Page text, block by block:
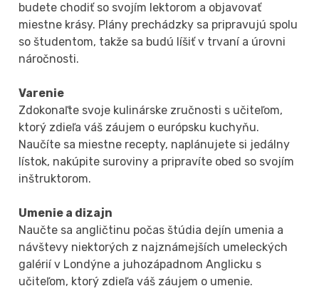
budete chodiť so svojím lektorom a objavovať
miestne krásy. Plány prechádzky sa pripravujú spolu
so študentom, takže sa budú líšiť v trvaní a úrovni
náročnosti.
Varenie
Zdokonaľte svoje kulinárske zručnosti s učiteľom,
ktorý zdieľa váš záujem o európsku kuchyňu.
Naučíte sa miestne recepty, naplánujete si jedálny
lístok, nakúpite suroviny a pripravíte obed so svojím
inštruktorom.
Umenie a dizajn
Naučte sa angličtinu počas štúdia dejín umenia a
návštevy niektorých z najznámejších umeleckých
galérií v Londýne a juhozápadnom Anglicku s
učiteľom, ktorý zdieľa váš záujem o umenie.